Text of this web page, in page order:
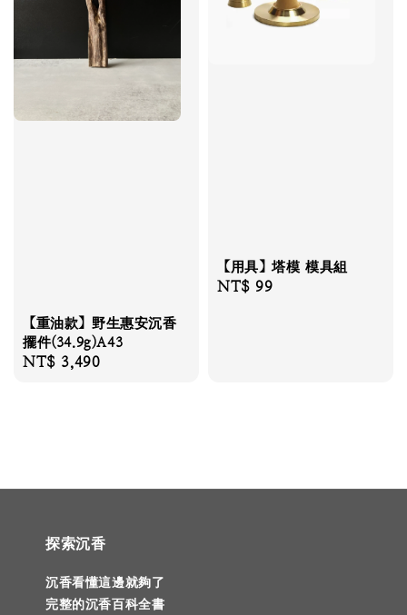
【重油款】野生惠安沉香
擺件(34.9g)A43
Regular
NT$ 3,490
【用具】塔模 模具組
Regular
NT$ 99
探索沉香
沉香看懂這邊就夠了
完整的沉香百科全書